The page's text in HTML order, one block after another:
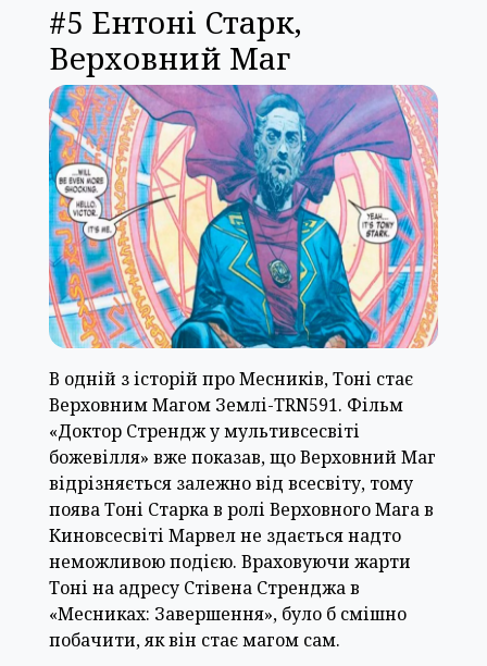
#5 Ентоні Старк,
Верховний Маг
В одній з історій про Месників, Тоні стає
Верховним Магом Землі-TRN591. Фільм
«Доктор Стрендж у мультивсесвіті
божевілля» вже показав, що Верховний Маг
відрізняється залежно від всесвіту, тому
поява Тоні Старка в ролі Верховного Мага в
Киновсесвіті Марвел не здається надто
неможливою подією. Враховуючи жарти
Тоні на адресу Стівена Стренджа в
«Месниках: Завершення», було б смішно
побачити, як він стає магом сам.